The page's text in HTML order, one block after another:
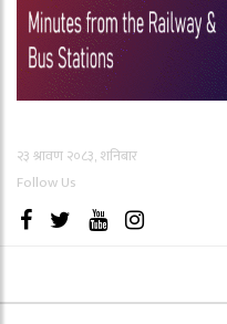
२३ श्रावण २०८३, शनिबार
Follow Us